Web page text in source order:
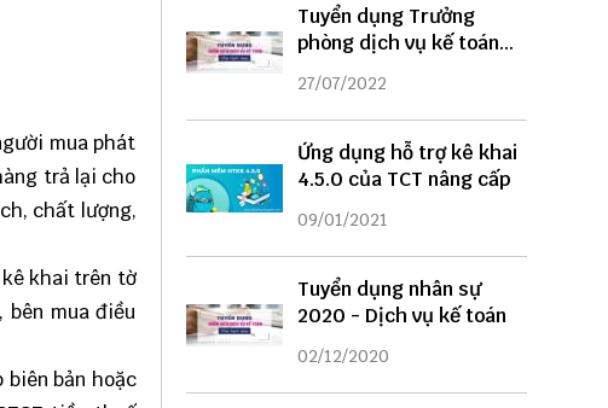
mua phát
trả lại cho
chất lượng,
kê khai trên tờ
bên mua điều
biên bản hoặc
Tuyển dụng Trưởng
phòng dịch vụ kế toán
năm 2022
27/07/2022
Ứng dụng hỗ trợ kê khai
4.5.0 của TCT nâng cấp
09/01/2021
Tuyển dụng nhân sự
2020 - Dịch vụ kế toán
02/12/2020